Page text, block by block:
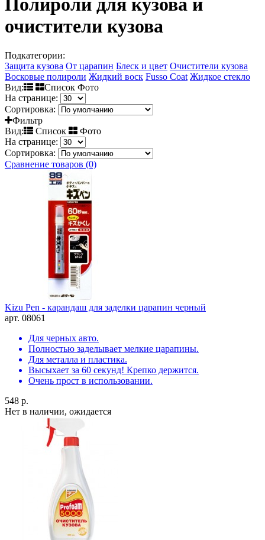
Полироли для кузова и
очистители кузова
Подкатегории:
Защита кузова От царапин Блеск и цвет Очистители кузова
Восковые полироли Жидкий воск Fusso Coat Жидкое стекло
Вид:
Список Фото
На странице:
Сортировка:
Фильтр
Вид:
Список
Фото
На странице:
Сортировка:
Сравнение товаров (0)
Kizu Pen - карандаш для заделки царапин черный
арт. 08061
Для черных авто.
Полностью заделывает мелкие царапины.
Для металла и пластика.
Высыхает за 60 секунд! Крепко держится.
Очень прост в использовании.
548 р.
Нет в наличии, ожидается